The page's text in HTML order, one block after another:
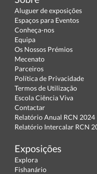
Aluguer de exposições
Espaços para Eventos
Conheça-nos
Equipa
Os Nossos Prémios
Mecenato
Parceiros
Política de Privacidade
Termos de Utilização
Escola Ciência Viva
Contactar
Relatório Anual RCN 2024
Relatório Intercalar RCN
Exposições
Explora
Fishanário